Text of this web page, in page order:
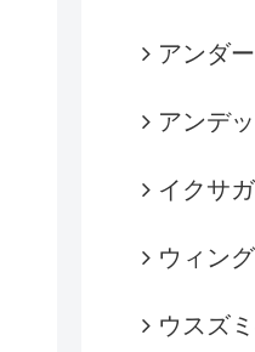
アンダ
アンデ
イクサガ
ウィン
ウスズ